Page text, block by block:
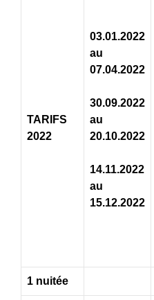
TARIFS
2022
03.01.2022
au
07.04.2022
30.09.2022
au
20.10.2022
14.11.2022
au
15.12.2022
1 nuitée